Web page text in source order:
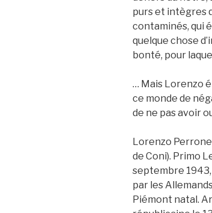
purs et intègres
contaminés, qui
quelque chose
bonté, pour
… Mais Lorenzo
ce monde de
de ne pas avoir
Lorenzo
de Coni). Primo
septembre 1943,
par les
Piémont natal.